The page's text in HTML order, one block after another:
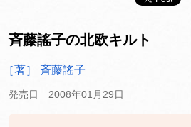
斉藤謠子の北欧キルト
［著］ 斉藤謠子
発売日 2008年01月29日